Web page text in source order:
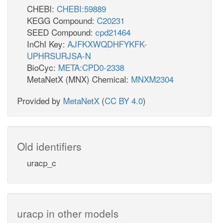
CHEBI: CHEBI:59889
KEGG Compound: C20231
SEED Compound: cpd21464
InChI Key: AJFKXWQDHFYKFK-
UPHRSURJSA-N
BioCyc: META:CPD0-2338
MetaNetX (MNX) Chemical: MNXM2304
Provided by MetaNetX (CC BY 4.0)
Old identifiers
uracp_c
uracp in other models